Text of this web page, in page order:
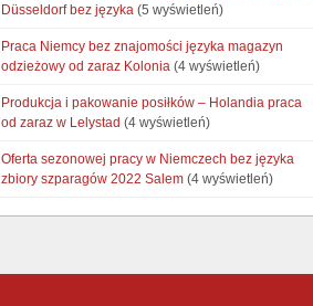
Düsseldorf bez języka (5 wyświetleń)
Praca Niemcy bez znajomości języka magazyn
odzieżowy od zaraz Kolonia (4 wyświetleń)
Produkcja i pakowanie posiłków – Holandia praca
od zaraz w Lelystad (4 wyświetleń)
Oferta sezonowej pracy w Niemczech bez języka
zbiory szparagów 2022 Salem (4 wyświetleń)